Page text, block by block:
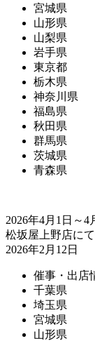
宮城県
山形県
山梨県
岩手県
東京都
栃木県
神奈川県
福島県
秋田県
群馬県
茨城県
青森県
2026年4月1日～4
松坂屋上野店に
2026年2月12日
催事・出店
千葉県
埼玉県
宮城県
山形県